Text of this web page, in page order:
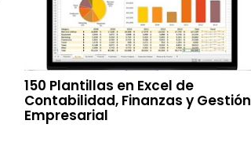
150 Plantillas en Excel de
Contabilidad, Finanzas y Gestión
Empresarial